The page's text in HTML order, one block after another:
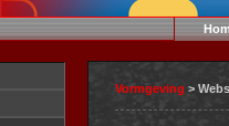
Vormgeving >